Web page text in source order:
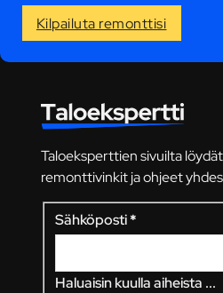
Kilpailuta remonttisi
Taloeksperttien sivuilta
remonttivinkit ja ohjeet
Sähköposti*
Haluaisin kuulla aiheista ...